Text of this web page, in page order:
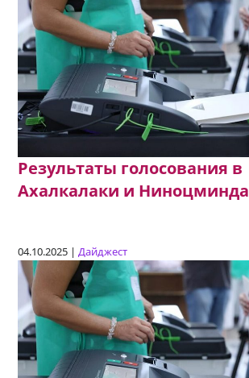
Результаты голосования в
Ахалкалаки и Ниноцминда
04.10.2025 |Дайджест